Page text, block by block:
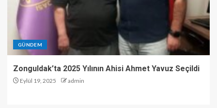
GÜNDEM
Zonguldak’ta 2025 Yılının Ahisi Ahmet Yavuz Seçildi
Eylül 19, 2025 admin